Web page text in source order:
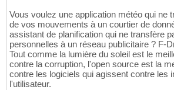
Vous voulez une application météo qui ne
de vos mouvements à un courtier de
assistant de planification qui ne transfère
personnelles à un réseau publicitaire ? F-
Tout comme la lumière du soleil est le
contre la corruption, l'open source est la
contre les logiciels qui agissent contre les
l'utilisateur.